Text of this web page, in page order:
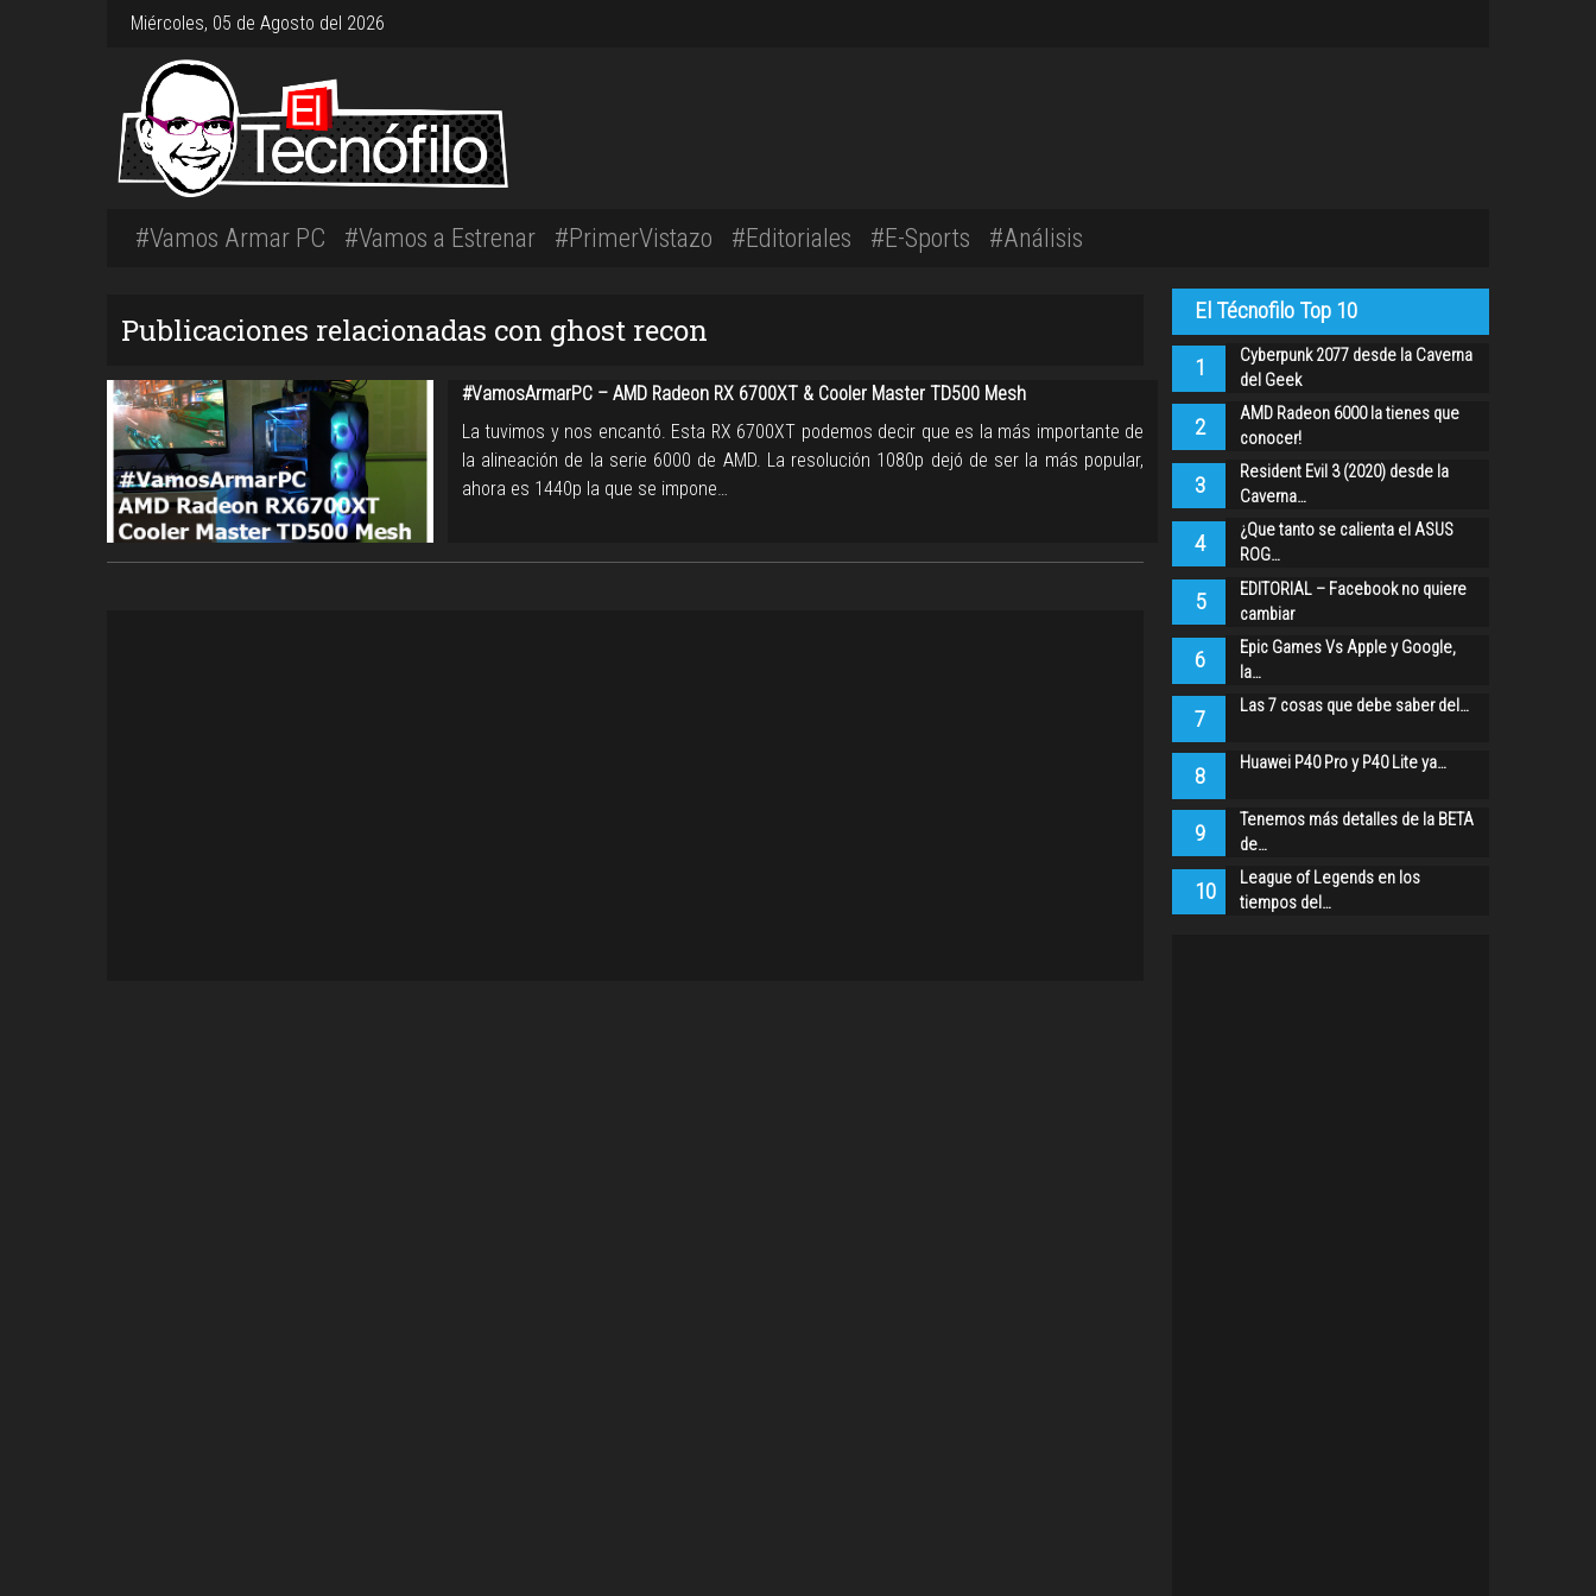
Miércoles, 05 de Agosto del 2026
#Vamos Armar PC #Vamos a Estrenar #PrimerVistazo #Editoriales #E-Sports #Análisis
Publicaciones relacionadas con ghost recon
#VamosArmarPC – AMD Radeon RX 6700XT & Cooler Master TD500 Mesh
La tuvimos y nos encantó. Esta RX 6700XT podemos decir que es la más importante de
la alineación de la serie 6000 de AMD. La resolución 1080p dejó de ser la más popular,
ahora es 1440p la que se impone…
El Técnofilo Top 10
1
Cyberpunk 2077 desde la Caverna
del Geek
2
AMD Radeon 6000 la tienes que
conocer!
3
Resident Evil 3 (2020) desde la
Caverna…
4
¿Que tanto se calienta el ASUS
ROG…
5
EDITORIAL – Facebook no quiere
cambiar
6
Epic Games Vs Apple y Google,
la…
7 Las 7 cosas que debe saber del…
8 Huawei P40 Pro y P40 Lite ya…
9
Tenemos más detalles de la BETA
de…
10
League of Legends en los
tiempos del…